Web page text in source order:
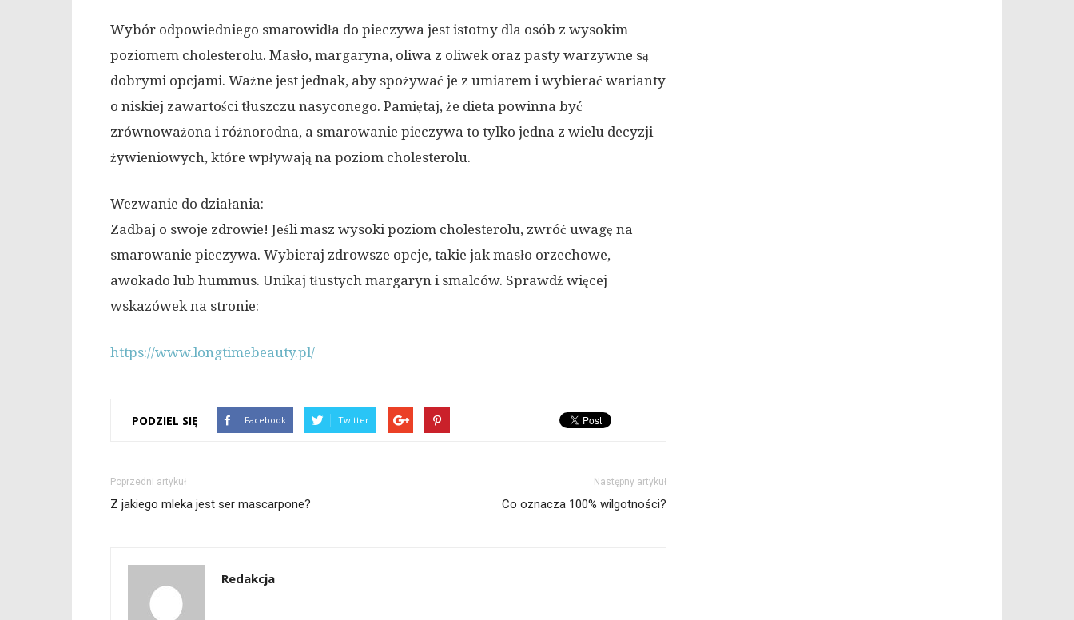
Wybór odpowiedniego smarowidła do pieczywa jest istotny dla osób z wysokim
poziomem cholesterolu. Masło, margaryna, oliwa z oliwek oraz pasty warzywne są
dobrymi opcjami. Ważne jest jednak, aby spożywać je z umiarem i wybierać warianty
o niskiej zawartości tłuszczu nasyconego. Pamiętaj, że dieta powinna być
zrównoważona i różnorodna, a smarowanie pieczywa to tylko jedna z wielu decyzji
żywieniowych, które wpływają na poziom cholesterolu.
Wezwanie do działania:
Zadbaj o swoje zdrowie! Jeśli masz wysoki poziom cholesterolu, zwróć uwagę na
smarowanie pieczywa. Wybieraj zdrowsze opcje, takie jak masło orzechowe,
awokado lub hummus. Unikaj tłustych margaryn i smalców. Sprawdź więcej
wskazówek na stronie:
https://www.longtimebeauty.pl/
PODZIEL SIĘ Facebook Twitter
Poprzedni artykuł
Z jakiego mleka jest ser mascarpone?
Następny artykuł
Co oznacza 100% wilgotności?
Redakcja